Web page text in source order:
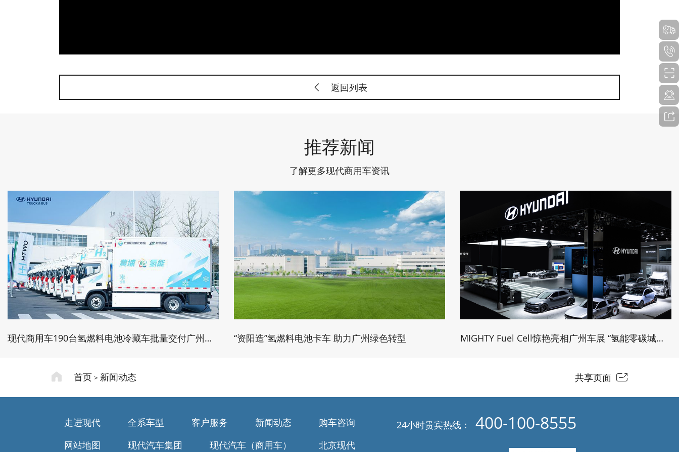
返回列表
推荐新闻
了解更多现代商用车资讯
现代商用车190台氢燃料电池冷藏车批量交付广州，持续拓宽应用边界 “资阳造”氢燃料电池卡车 助力广州绿色转型 MIGHTY Fuel Cell惊艳亮相广州车展 “氢能零碳城配样板”描绘绿色物流新篇章
首页 > 新闻动态 共享页面
走进现代 全系车型 客户服务 新闻动态
购车咨询
网站地图
现代汽车集团 现代汽车（商用车） 北京现代
24小时贵宾热线： 400-100-8555